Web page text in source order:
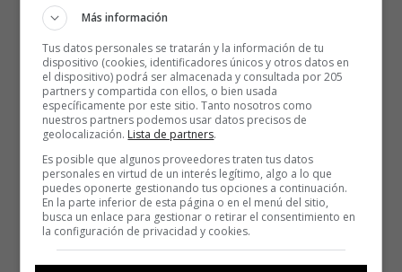
Más información
Tus datos personales se tratarán y la información de tu
dispositivo (cookies, identificadores únicos y otros datos en
el dispositivo) podrá ser almacenada y consultada por 205
partners y compartida con ellos, o bien usada
específicamente por este sitio. Tanto nosotros como
nuestros partners podemos usar datos precisos de
geolocalización. Lista de partners.
Es posible que algunos proveedores traten tus datos
personales en virtud de un interés legítimo, algo a lo que
puedes oponerte gestionando tus opciones a continuación.
En la parte inferior de esta página o en el menú del sitio,
busca un enlace para gestionar o retirar el consentimiento en
la configuración de privacidad y cookies.